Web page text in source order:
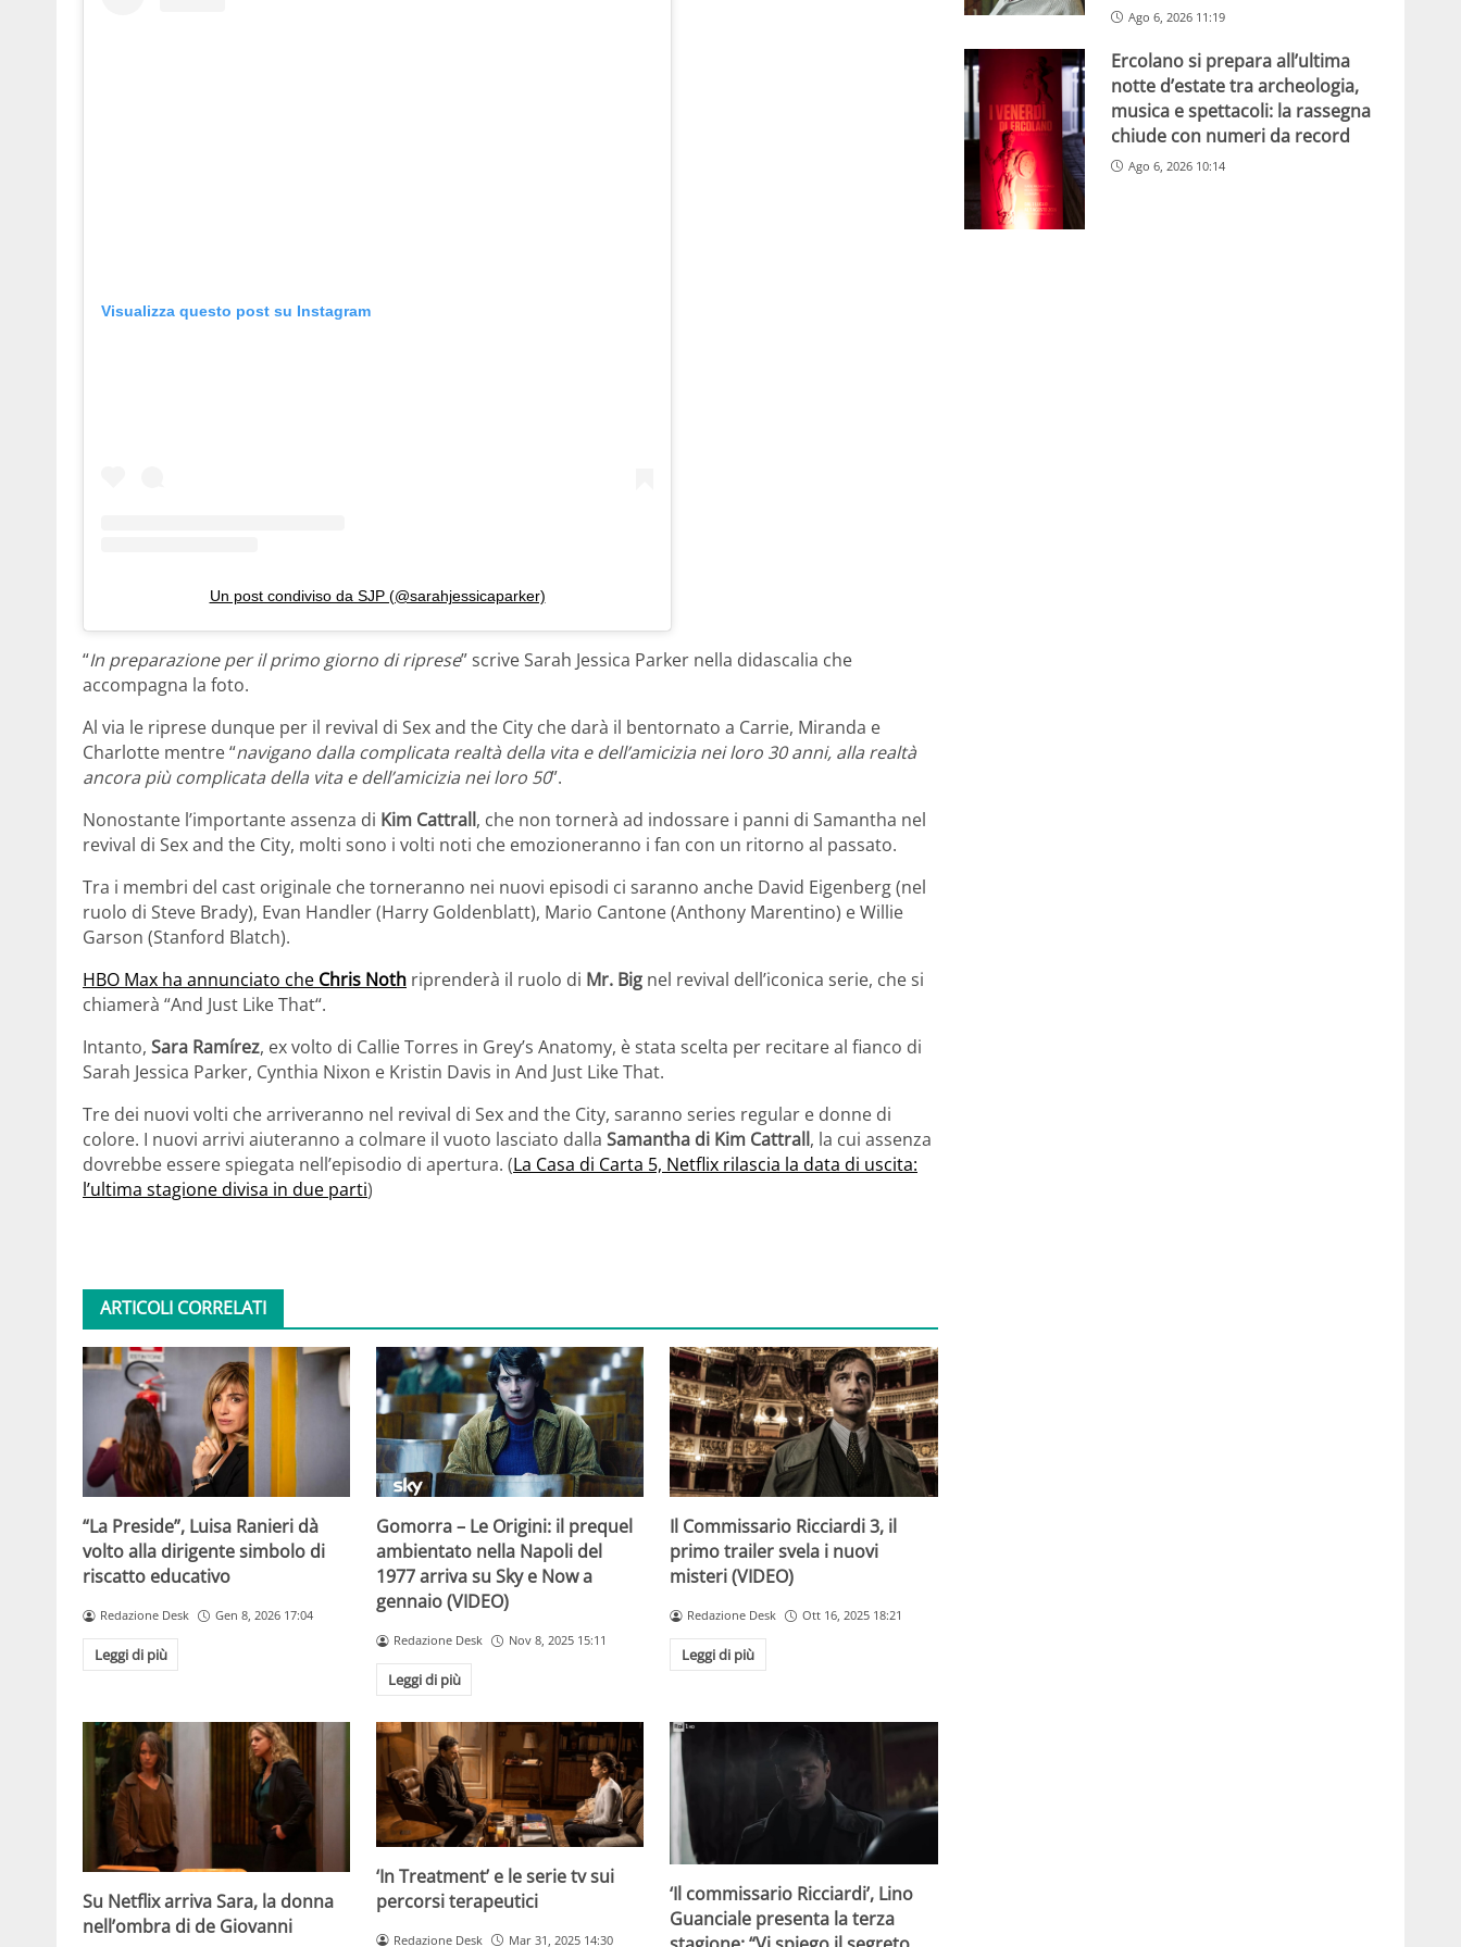
Visualizza questo post su Instagram
Un post condiviso da SJP (@sarahjessicaparker)
“In preparazione per il primo giorno di riprese” scrive Sarah Jessica Parker nella didascalia che
accompagna la foto.
Al via le riprese dunque per il revival di Sex and the City che darà il bentornato a Carrie, Miranda e
Charlotte mentre “navigano dalla complicata realtà della vita e dell’amicizia nei loro 30 anni, alla realtà
ancora più complicata della vita e dell’amicizia nei loro 50”.
Nonostante l’importante assenza di Kim Cattrall, che non tornerà ad indossare i panni di Samantha nel
revival di Sex and the City, molti sono i volti noti che emozioneranno i fan con un ritorno al passato.
Tra i membri del cast originale che torneranno nei nuovi episodi ci saranno anche David Eigenberg (nel
ruolo di Steve Brady), Evan Handler (Harry Goldenblatt), Mario Cantone (Anthony Marentino) e Willie
Garson (Stanford Blatch).
HBO Max ha annunciato che Chris Noth riprenderà il ruolo di Mr. Big nel revival dell’iconica serie, che si
chiamerà “And Just Like That“.
Intanto, Sara Ramírez, ex volto di Callie Torres in Grey’s Anatomy, è stata scelta per recitare al fianco di
Sarah Jessica Parker, Cynthia Nixon e Kristin Davis in And Just Like That.
Tre dei nuovi volti che arriveranno nel revival di Sex and the City, saranno series regular e donne di
colore. I nuovi arrivi aiuteranno a colmare il vuoto lasciato dalla Samantha di Kim Cattrall, la cui assenza
dovrebbe essere spiegata nell’episodio di apertura. (La Casa di Carta 5, Netflix rilascia la data di uscita:
l’ultima stagione divisa in due parti)
ARTICOLI CORRELATI
“La Preside”, Luisa Ranieri dà
volto alla dirigente simbolo di
riscatto educativo
Redazione Desk Gen 8, 2026 17:04
Leggi di più
Gomorra – Le Origini: il prequel
ambientato nella Napoli del
1977 arriva su Sky e Now a
gennaio (VIDEO)
Redazione Desk Nov 8, 2025 15:11
Leggi di più
Il Commissario Ricciardi 3, il
primo trailer svela i nuovi
misteri (VIDEO)
Redazione Desk Ott 16, 2025 18:21
Leggi di più
Su Netflix arriva Sara, la donna
nell’ombra di de Giovanni
‘In Treatment’ e le serie tv sui
percorsi terapeutici
Redazione Desk Mar 31, 2025 14:30
‘Il commissario Ricciardi’, Lino
Guanciale presenta la terza
Ago 6, 2026 11:19
Ercolano si prepara all’ultima
notte d’estate tra archeologia,
musica e spettacoli: la rassegna
chiude con numeri da record
Ago 6, 2026 10:14